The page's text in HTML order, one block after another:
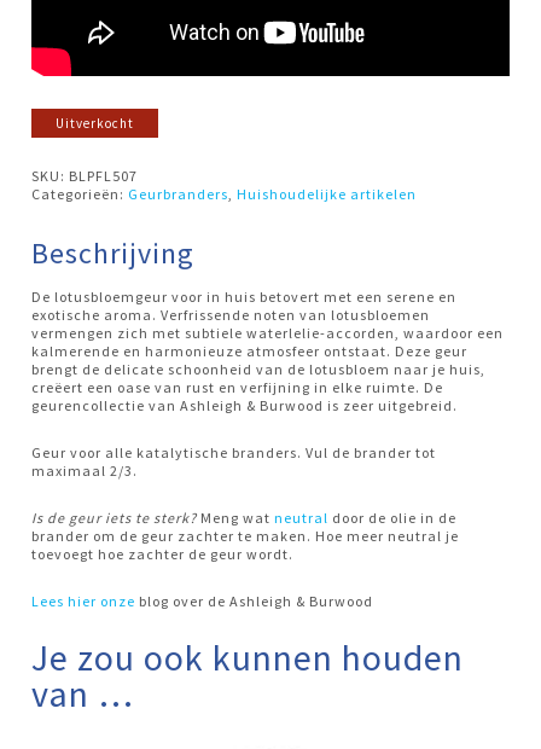
Uitverkocht
SKU: BLPFL507
Categorieën: Geurbranders ,Huishoudelijke artikelen
Beschrijving
De lotusbloemgeur voor in huis betovert met een serene en
exotische aroma. Verfrissende noten van lotusbloemen
vermengen zich met subtiele waterlelie-accorden, waardoor een
kalmerende en harmonieuze atmosfeer ontstaat. Deze geur
brengt de delicate schoonheid van de lotusbloem naar je huis,
creëert een oase van rust en verfijning in elke ruimte. De
geurencollectie van Ashleigh & Burwood is zeer uitgebreid.
Geur voor alle katalytische branders. Vul de brander tot
maximaal 2/3.
Is de geur iets te sterk? Meng watneutral door de olie in de
brander om de geur zachter te maken. Hoe meer neutral je
toevoegt hoe zachter de geur wordt.
Lees hier onze blog over de Ashleigh & Burwood
Je zou ook kunnen houden
van …